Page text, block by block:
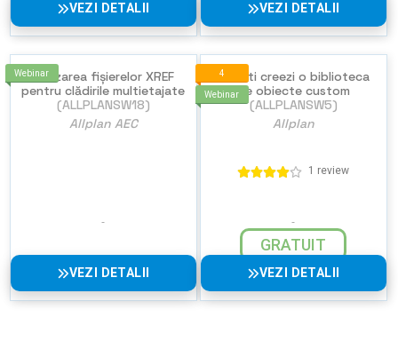
VEZI DETALII VEZI DETALII
WebinarUtilizarea fișierelor XREF
pentru clădirile multietajate
(ALLPLANSW18)
Allplan AEC
VEZI DETALII
4
Webinar
Cum iti creezi o biblioteca
de obiecte custom
(ALLPLANSW5)
Allplan
1 review
GRATUIT
VEZI DETALII